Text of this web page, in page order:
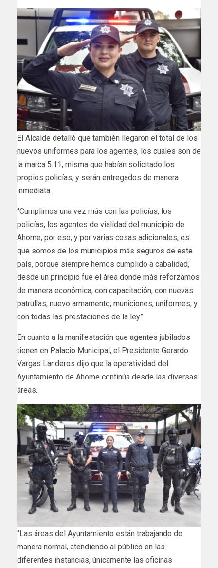
El Alcalde detalló que también llegaron el total de los
nuevos uniformes para los agentes, los cuales son de
la marca 5.11, misma que habían solicitado los
propios policías, y serán entregados de manera
inmediata.
“Cumplimos una vez más con las policías, los
policías, los agentes de vialidad del municipio de
Ahome, por eso, y por varias cosas adicionales, es
que somos de los municipios más seguros de este
país, porque siempre hemos cumplido a cabalidad,
desde un principio fue el área donde más reforzamos
de manera económica, con capacitación, con nuevas
patrullas, nuevo armamento, municiones, uniformes, y
con todas las prestaciones de la ley”.
En cuanto a la manifestación que agentes jubilados
tienen en Palacio Municipal, el Presidente Gerardo
Vargas Landeros dijo que la operatividad del
Ayuntamiento de Ahome continúa desde las diversas
áreas.
“Las áreas del Ayuntamiento están trabajando de
manera normal, atendiendo al público en las
diferentes instancias, únicamente las oficinas